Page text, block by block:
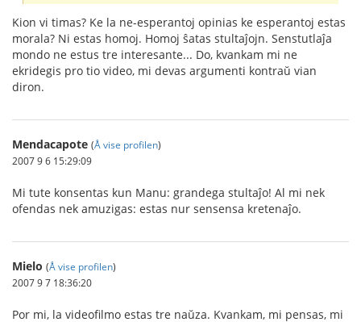
Kion vi timas? Ke la ne-esperantoj opinias ke esperantoj estas
morala? Ni estas homoj. Homoj ŝatas stultaĵojn. Senstutlaĵa
mondo ne estus tre interesante... Do, kvankam mi ne
ekridegis pro tio video, mi devas argumenti kontraŭ vian
diron.
Mendacapote (Å vise profilen)
2007 9 6 15:29:09
Mi tute konsentas kun Manu: grandega stultaĵo! Al mi nek
ofendas nek amuzigas: estas nur sensensa kretenaĵo.
Mielo (Å vise profilen)
2007 9 7 18:36:20
Por mi, la videofilmo estas tre naŭza. Kvankam, mi pensas, mi